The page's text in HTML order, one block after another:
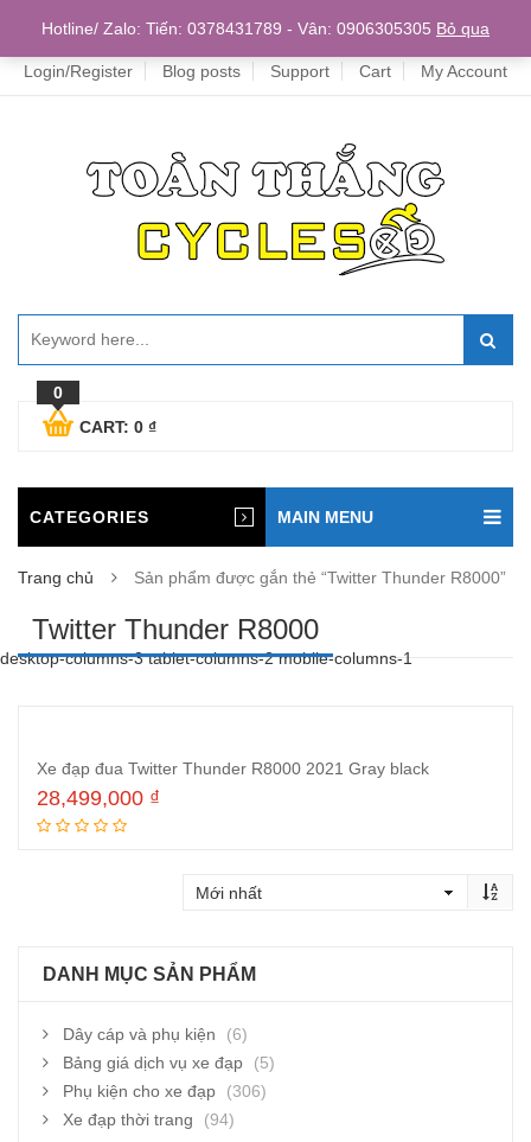
Home
Login/Register Blog posts Support Cart My Account
0
CART: 0 ₫
CATEGORIES MAIN MENU
Trang chủ Sản phẩm được gắn thẻ “Twitter Thunder R8000”
Twitter Thunder R8000
desktop-columns-3 tablet-columns-2 mobile-columns-1
Xe đạp đua Twitter Thunder R8000 2021 Gray black
28,499,000 ₫
DANH MỤC SẢN PHẨM
Dây cáp và phụ kiện
(6)
Bảng giá dịch vụ xe đạp
(5)
Phụ kiện cho xe đạp
(306)
Xe đạp thời trang
(94)
Hotline/ Zalo: Tiến: 0378431789 - Vân: 0906305305 Bỏ qua